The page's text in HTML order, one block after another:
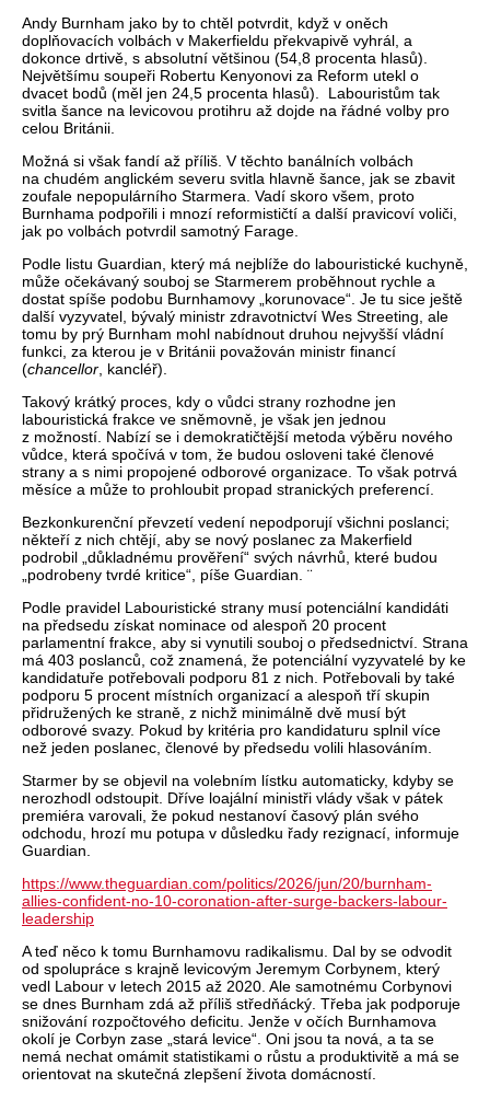
Andy Burnham jako by to chtěl potvrdit, když v oněch
doplňovacích volbách v Makerfieldu překvapivě vyhrál, a
dokonce drtivě, s absolutní většinou (54,8 procenta hlasů).
Největšímu soupeři Robertu Kenyonovi za Reform utekl o
dvacet bodů (měl jen 24,5 procenta hlasů).
Labouristům tak
svitla šance na levicovou protihru až dojde na řádné volby pro
celou Británii.
Možná si však fandí až příliš. V těchto banálních volbách
na chudém anglickém severu svitla hlavně šance, jak se zbavit
zoufale nepopulárního Starmera. Vadí skoro všem, proto
Burnhama podpořili i mnozí reformističtí a další pravicoví voliči,
jak po volbách potvrdil samotný Farage.
Podle listu Guardian, který má nejblíže do labouristické kuchyně,
může očekávaný souboj se Starmerem proběhnout rychle a
dostat spíše podobu Burnhamovy „korunovace“. Je tu sice ještě
další vyzyvatel, bývalý ministr zdravotnictví Wes Streeting, ale
tomu by prý Burnham mohl nabídnout druhou nejvyšší vládní
funkci, za kterou je v Británii považován ministr financí
(chancellor , kancléř).
Takový krátký proces, kdy o vůdci strany rozhodne jen
labouristická frakce ve sněmovně, je však jen jednou
z možností. Nabízí se i demokratičtější metoda výběru nového
vůdce, která spočívá v tom, že budou osloveni také členové
strany a s nimi propojené odborové organizace. To však potrvá
měsíce a může to prohloubit propad stranických preferencí.
Bezkonkurenční převzetí vedení nepodporují všichni poslanci;
někteří z nich chtějí, aby se nový poslanec za Makerfield
podrobil „důkladnému prověření“ svých návrhů, které budou
„podrobeny tvrdé kritice“, píše Guardian. ¨
Podle pravidel Labouristické strany musí potenciální kandidáti
na předsedu získat nominace od alespoň 20 procent
parlamentní frakce, aby si vynutili souboj o předsednictví. Strana
má 403 poslanců, což znamená, že potenciální vyzyvatelé by ke
kandidatuře potřebovali podporu 81 z nich. Potřebovali by také
podporu 5 procent místních organizací a alespoň tří skupin
přidružených ke straně, z nichž minimálně dvě musí být
odborové svazy. Pokud by kritéria pro kandidaturu splnil více
než jeden poslanec, členové by předsedu volili hlasováním.
Starmer by se objevil na volebním lístku automaticky, kdyby se
nerozhodl odstoupit. Dříve loajální ministři vlády však v pátek
premiéra varovali, že pokud nestanoví časový plán svého
odchodu, hrozí mu potupa v důsledku řady rezignací, informuje
Guardian.
https://www.theguardian.com/politics/2026/jun/20/burnham-
allies-confident-no-10-coronation-after-surge-backers-labour-
leadership
A teď něco k tomu Burnhamovu radikalismu. Dal by se odvodit
od spolupráce s krajně levicovým Jeremym Corbynem, který
vedl Labour v letech 2015 až 2020. Ale samotnému Corbynovi
se dnes Burnham zdá až příliš středňácký. Třeba jak podporuje
snižování rozpočtového deficitu. Jenže v očích Burnhamova
okolí je Corbyn zase „stará levice“. Oni jsou ta nová, a ta se
nemá nechat omámit statistikami o růstu a produktivitě a má se
orientovat na skutečná zlepšení života domácností.